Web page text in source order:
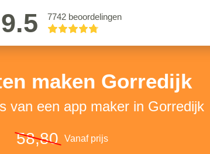
9.5 7742 beoordelingen
maken Gorredijk
van een app maker in Gorredijk
58,80 Vanaf prijs